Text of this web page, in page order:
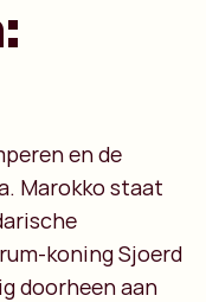
en de
Marokko staat
koning Sjoerd
doorheen aan